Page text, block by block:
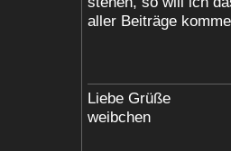
aller Beiträge
Liebe Grüße
weibchen